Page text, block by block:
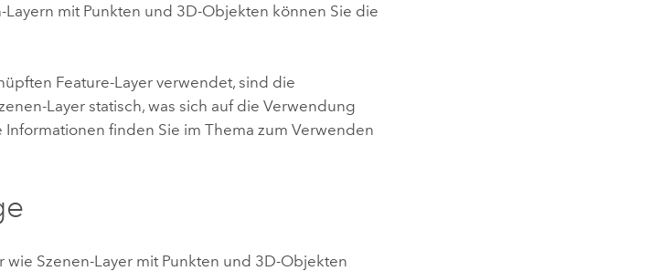
mit Punkten und 3D-Objekten können Sie die
Feature-Layer verwendet, sind die
Layer statisch, was sich auf die Verwendung
finden Sie im Thema zum Verwenden
wie Szenen-Layer mit Punkten und 3D-Objekten